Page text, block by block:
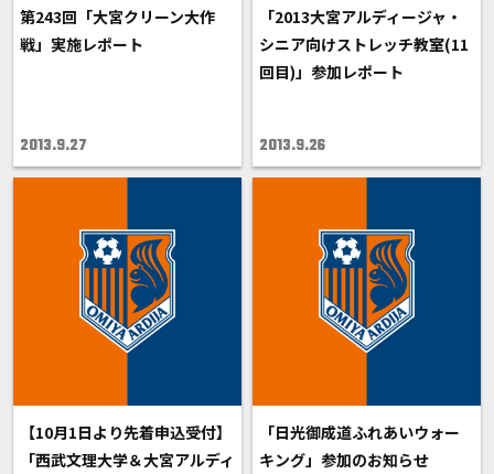
第243回「大宮クリーン大作
戦」実施レポート
2013.9.27
「2013大宮アルディージャ・
シニア向けストレッチ教室(11
回目)」参加レポート
2013.9.26
【10月1日より先着申込受付】
「西武文理大学＆大宮アルディ
「日光御成道ふれあいウォー
キング」参加のお知らせ